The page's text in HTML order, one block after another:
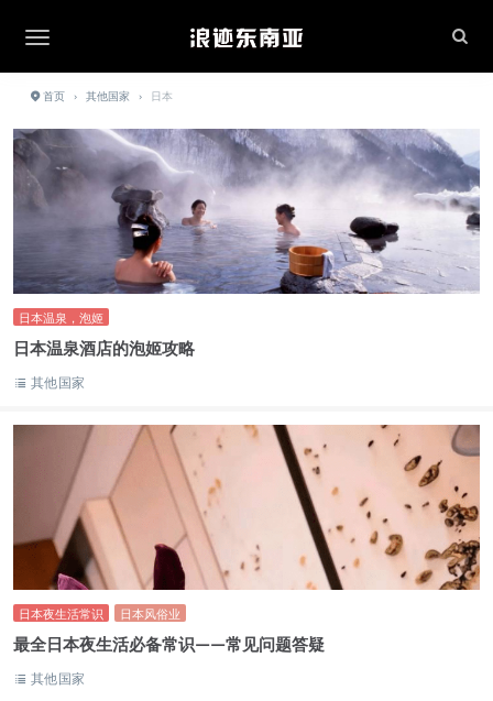
首页 › 其他国家 › 日本
日本温泉，泡姬
日本温泉酒店的泡姬攻略
其他国家
日本夜生活常识 日本风俗业
最全日本夜生活必备常识——常见问题答疑
其他国家